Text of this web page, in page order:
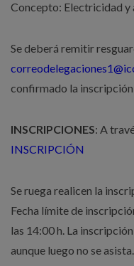
Concepto: Electricidad y
Se deberá remitir
confirmado la
INSCRIPCIONES: A
INSCRIPCIÓN
Se ruega realicen la
Fecha límite de
las 14:00 h. La
aunque luego no se asista.